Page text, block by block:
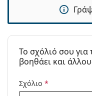
Τύπος:
Μάρκα:
To σχόλιό σου για
βοηθάει και
Σχόλιο *